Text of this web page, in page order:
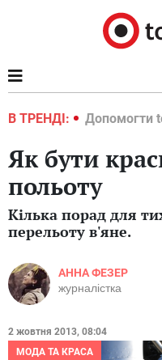
В ТРЕНДІ:
2022 Допомогти
Як бути
польоту
Кілька порад для
перельоту в'яне.
АННА ФЕЗЕР
журналістка
2 жовтня 2013, 08:04
МОДА ТА КРАСА